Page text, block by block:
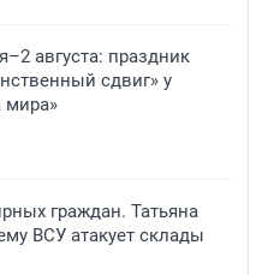
августа: праздник
сдвиг» у
граждан. Татьяна
ВСУ атакует склады